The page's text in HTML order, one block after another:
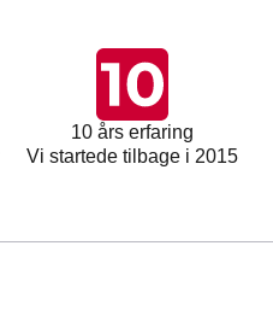
10 års erfaring
Vi startede tilbage i 2015